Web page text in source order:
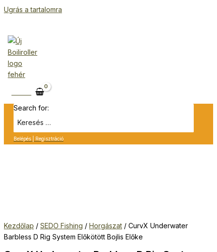
Ugrás a tartalomra
Search for:
Belépés | Regisztráció
Kezdőlap / SEDO Fishing / Horgászat / CurvX Underwater
Barbless D Rig System Előkötött Bojlis Előke